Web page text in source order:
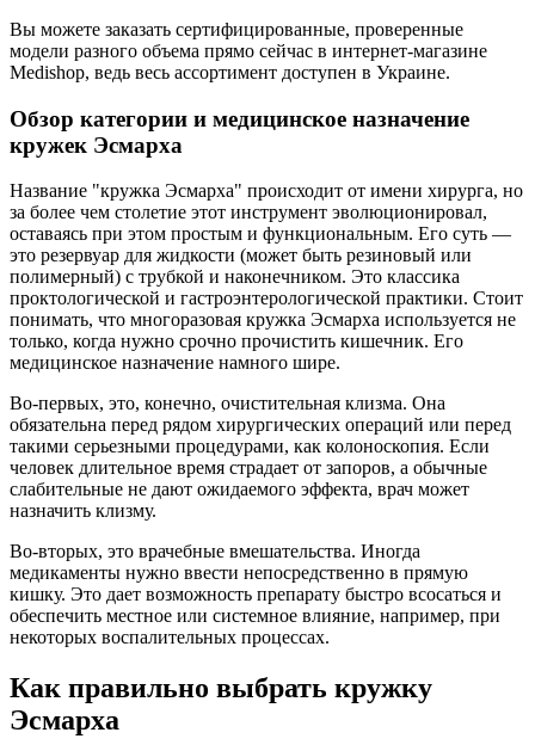
Вы можете заказать сертифицированные, проверенные
модели разного объема прямо сейчас в интернет-магазине
Medishop, ведь весь ассортимент доступен в Украине.
Обзор категории и медицинское назначение
кружек Эсмарха
Название "кружка Эсмарха" происходит от имени хирурга, но
за более чем столетие этот инструмент эволюционировал,
оставаясь при этом простым и функциональным. Его суть —
это резервуар для жидкости (может быть резиновый или
полимерный) с трубкой и наконечником. Это классика
проктологической и гастроэнтерологической практики. Стоит
понимать, что многоразовая кружка Эсмарха используется не
только, когда нужно срочно прочистить кишечник. Его
медицинское назначение намного шире.
Во-первых, это, конечно, очистительная клизма. Она
обязательна перед рядом хирургических операций или перед
такими серьезными процедурами, как колоноскопия. Если
человек длительное время страдает от запоров, а обычные
слабительные не дают ожидаемого эффекта, врач может
назначить клизму.
Во-вторых, это врачебные вмешательства. Иногда
медикаменты нужно ввести непосредственно в прямую
кишку. Это дает возможность препарату быстро всосаться и
обеспечить местное или системное влияние, например, при
некоторых воспалительных процессах.
Как правильно выбрать кружку
Эсмарха